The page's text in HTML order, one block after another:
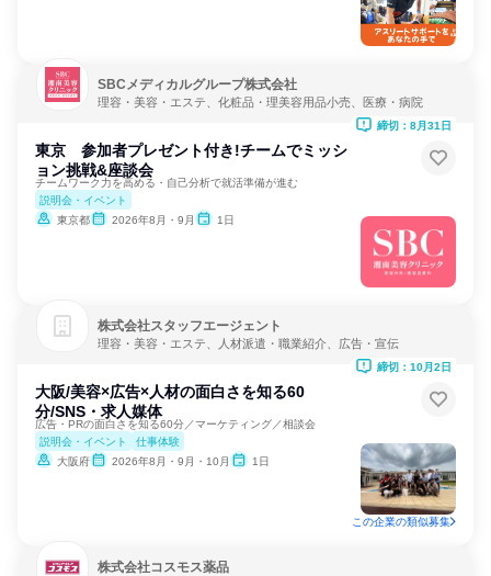
SBCメディカルグループ株式会社
理容・美容・エステ、化粧品・理美容用品小売、医療・病院
東京 参加者プレゼント付き!チームでミッシ
ョン挑戦&座談会
チームワーク力を高める・自己分析で就活準備が進む
説明会・イベント
東京都
2026年8月・9月 1日
締切：8月31日
株式会社スタッフエージェント
理容・美容・エステ、人材派遣・職業紹介、広告・宣伝
大阪/美容×広告×人材の面白さを知る60
分/SNS・求人媒体
広告・PRの面白さを知る60分／マーケティング／相談会
説明会・イベント
仕事体験
大阪府
2026年8月・9月・10月 1日
締切：10月2日
この企業の類似募集
株式会社コスモス薬品